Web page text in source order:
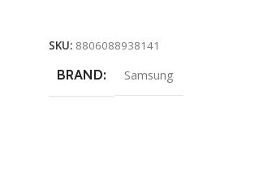
SKU: 8806088938141
BRAND Samsung